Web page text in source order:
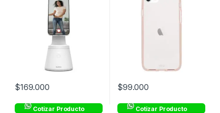
$169.000
Cotizar Producto
$99.000
Cotizar Producto